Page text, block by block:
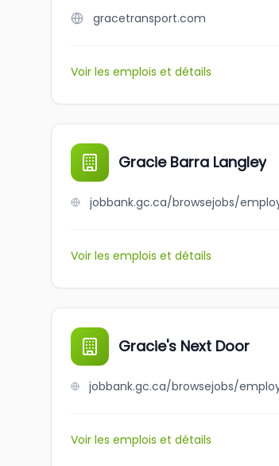
gracetransport.com
Voir les emplois et détails
Gracie Barra Langley
Voir les emplois et détails
Gracie's Next Door
Voir les emplois et détails